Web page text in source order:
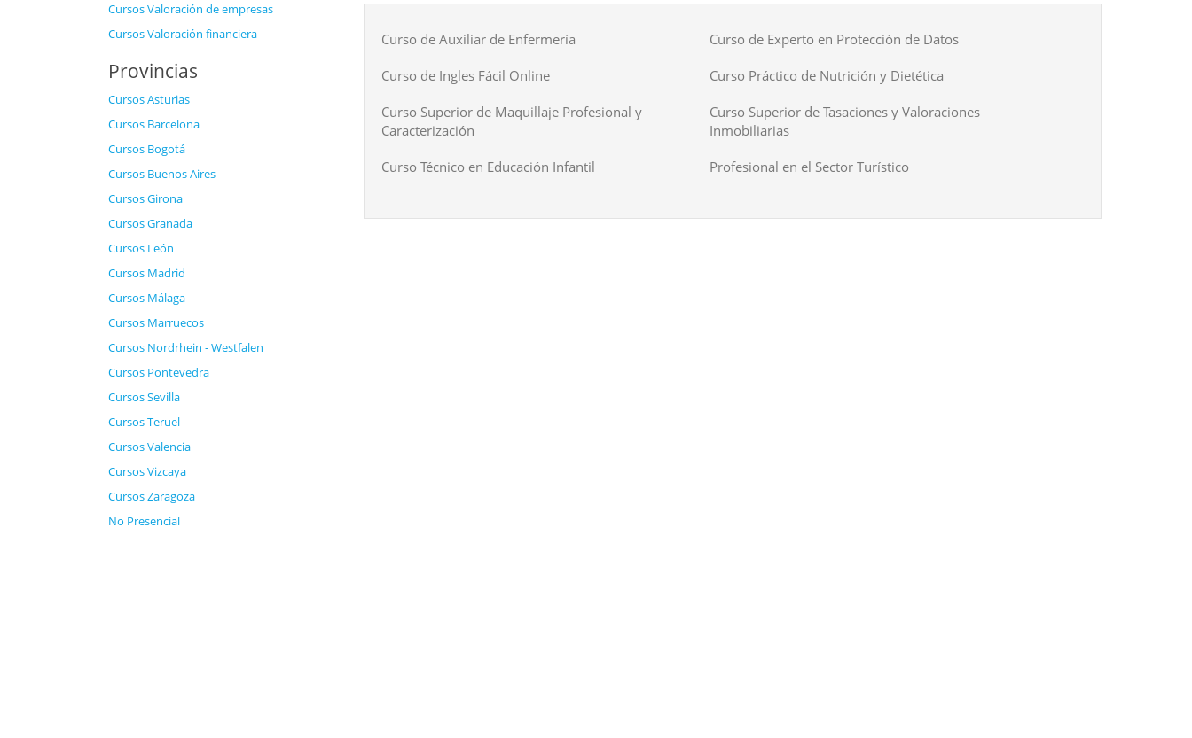
Cursos Valoración de empresas
Cursos Valoración financiera
Provincias
Cursos Asturias
Cursos Barcelona
Cursos Bogotá
Cursos Buenos Aires
Cursos Girona
Cursos Granada
Cursos León
Cursos Madrid
Cursos Málaga
Cursos Marruecos
Cursos Nordrhein - Westfalen
Cursos Pontevedra
Cursos Sevilla
Cursos Teruel
Cursos Valencia
Cursos Vizcaya
Cursos Zaragoza
No Presencial
Curso de Auxiliar de Enfermería Curso de Experto en Protección de Datos
Curso de Ingles Fácil Online Curso Práctico de Nutrición y Dietética
Curso Superior de Maquillaje Profesional y
Caracterización
Curso Superior de Tasaciones y Valoraciones
Inmobiliarias
Curso Técnico en Educación Infantil Profesional en el Sector Turístico